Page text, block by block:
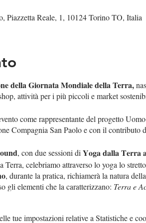
Piazzetta Reale, 1, 10124 Torino TO, Italia
della Giornata Mondiale della Terra,
attività per i più piccoli e market
come rappresentante del progetto
Compagnia San Paolo e con il contributo
, con due sessioni di 𝐘𝐨𝐠𝐚 𝐝𝐚𝐥𝐥𝐚 𝐓𝐞𝐫𝐫𝐚
celebriamo attraverso lo yoga lo
, durante la pratica, richiamerà la natura
gli elementi che la caratterizzano: Terra e
del Secondo CakraSvadhisthana.
tue impostazioni relative a Statistiche e